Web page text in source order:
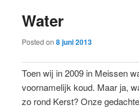
content
content
Water
Posted on 8 juni 2013
Toen wij in 2009 in Meissen
voornamelijk koud. Maar ja,
zo rond Kerst? Onze